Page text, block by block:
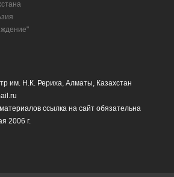
им. Н.К. Рериха, Алматы, Казахстан
ссылка на сайт обязательна
2006 г.